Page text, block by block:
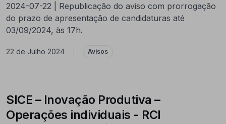
2024-07-22 | Republicação do aviso com prorrogação
do prazo de apresentação de candidaturas até
03/09/2024, às 17h.
22 de Julho 2024 Avisos
SICE – Inovação Produtiva –
Operações individuais - RCI